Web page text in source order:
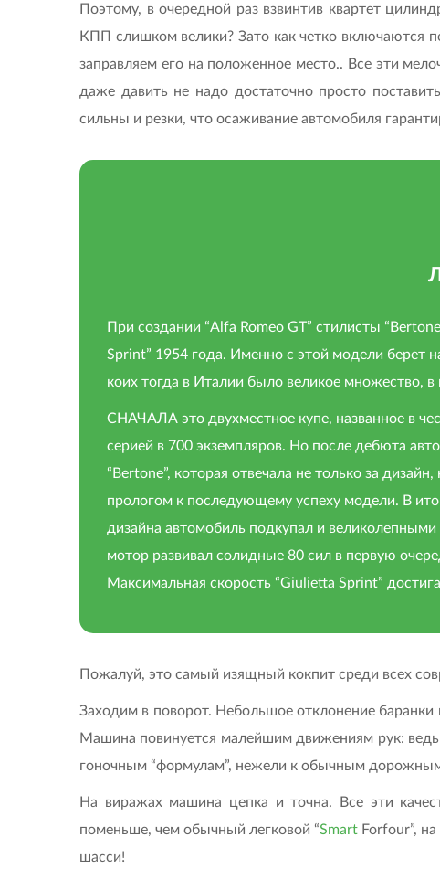
Поэтому, в очередной раз взвинтив квартет
КПП слишком велики? Зато как четко включаются
заправляем его на положенное место.. Все эти
даже давить не надо достаточно просто
сильны и резки, что осаживание автомобиля
При создании “Alfa Romeo GT” стилисты
Sprint” 1954 года. Именно с этой модели берет
коих тогда в Италии было великое множество,
СНАЧАЛА это двухместное купе, названное в
серией в 700 экземпляров. Но после дебюта
“Bertone”, которая отвечала не только за
прологом к последующему успеху модели. В
дизайна автомобиль подкупал и
мотор развивал солидные 80 сил в первую
Максимальная скорость “Giulietta Sprint”
Пожалуй, это самый изящный кокпит среди всех
Заходим в поворот. Небольшое отклонение
Машина повинуется малейшим движениям рук: ведь
гоночным “формулам”, нежели к обычным
На виражах машина цепка и точна. Все эти
поменьше, чем обычный легковой “Smart Forfour”,
шасси!